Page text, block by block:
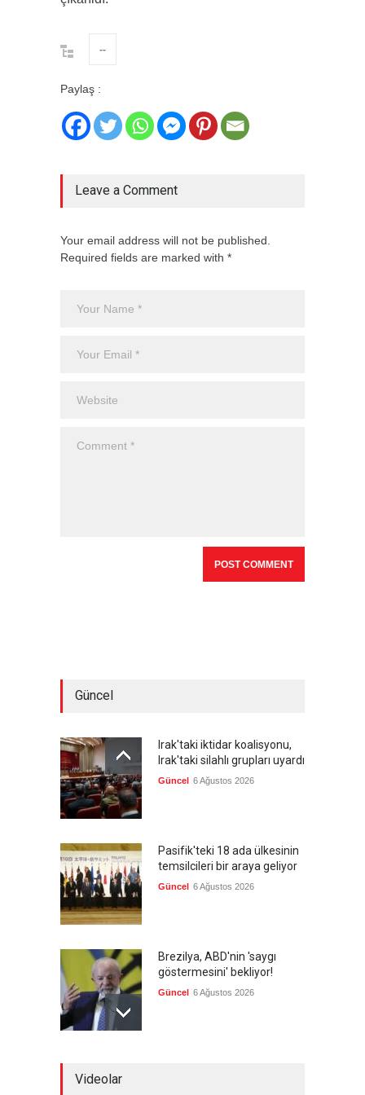
--
Paylaş :
Leave a Comment
Your email address will not be published.
Required fields are marked with *
Güncel
Irak'taki iktidar koalisyonu,
Irak'taki silahlı grupları uyardı
Güncel 6 Ağustos 2026
Pasifik'teki 18 ada ülkesinin
temsilcileri bir araya geliyor
Güncel 6 Ağustos 2026
Brezilya, ABD'nin 'saygı
göstermesini' bekliyor!
Güncel 6 Ağustos 2026
Videolar